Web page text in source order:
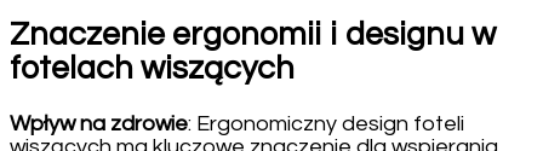
Znaczenie ergonomii i designu w
fotelach wiszących
Wpływ na zdrowie: Ergonomiczny design foteli